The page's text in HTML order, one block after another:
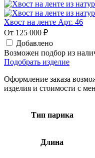
Хвост на ленте Арт. 46
От 125 000 ₽
Добавлено
Возможен подбор из
Подобрать изделие
Оформление заказа
изделия и стоимости с
Тип парика
Длина